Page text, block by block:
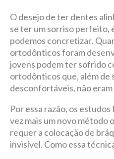
O desejo de ter dentes
se ter um sorriso perfeito,
podemos concretizar.
ortodônticos foram
jovens podem ter sofrido
ortodônticos que, além
desconfortáveis, não
Por essa razão, os
vez mais um novo método
requer a colocação de
invisível. Como essa